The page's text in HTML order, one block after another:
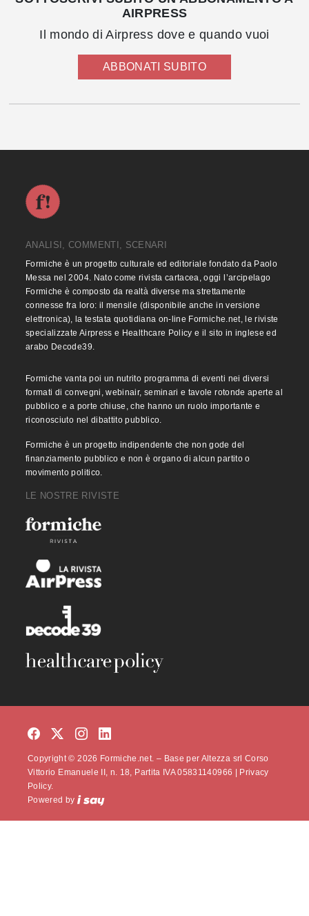
AIRPRESS
Il mondo di Airpress dove e quando vuoi
ABBONATI SUBITO
ANALISI, COMMENTI, SCENARI
Formiche è un progetto culturale ed editoriale fondato da Paolo
Messa nel 2004. Nato come rivista cartacea, oggi l’arcipelago
Formiche è composto da realtà diverse ma strettamente
connesse fra loro: il mensile (disponibile anche in versione
elettronica), la testata quotidiana on-line Formiche.net, le riviste
specializzate Airpress e Healthcare Policy e il sito in inglese ed
arabo Decode39.
Formiche vanta poi un nutrito programma di eventi nei diversi
formati di convegni, webinair, seminari e tavole rotonde aperte al
pubblico e a porte chiuse, che hanno un ruolo importante e
riconosciuto nel dibattito pubblico.
Formiche è un progetto indipendente che non gode del
finanziamento pubblico e non è organo di alcun partito o
movimento politico.
LE NOSTRE RIVISTE
Copyright © 2026 Formiche.net. – Base per Altezza srl Corso
Vittorio Emanuele II, n. 18, Partita IVA 05831140966 | Privacy
Policy.
Powered by